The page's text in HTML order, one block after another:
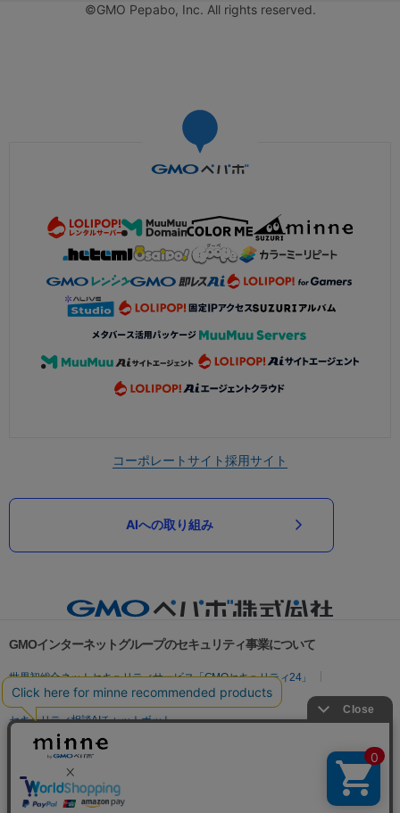
©GMO Pepabo, Inc. All rights reserved.
コーポレートサイト採用サイト
AIへの取り組み
GMOインターネットグループのセキュリティ事業について
世界初総合ネットセキュリティサービス「GMOセキュリティ24」
パスワード漏洩診断
Webサイトリスク診断
セキュリティ相談AIチャットボット
実在証明・盗聴対策
サイバー攻撃対策（GMO Flatt Security）
セキュリティ事業の軌跡